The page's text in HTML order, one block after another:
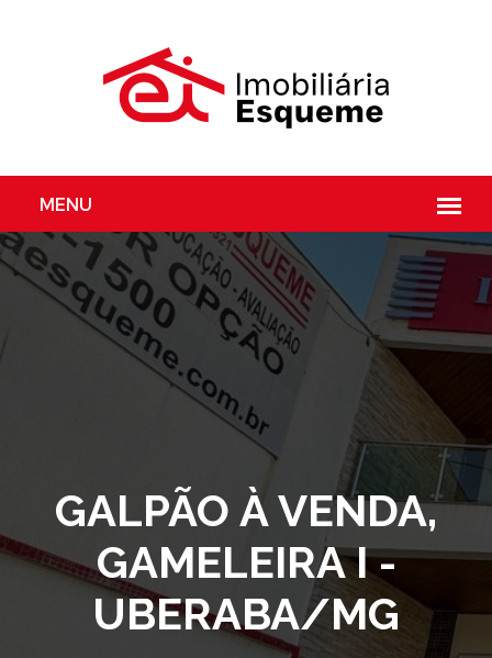
GALPÃO À VENDA,
GAMELEIRA I -
UBERABA/MG